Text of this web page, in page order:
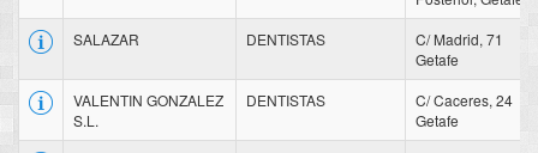
SALAZAR
DENTISTAS
C/ Madrid, 71
Getafe
VALENTIN GONZALEZ
S.L.
DENTISTAS
C/ Caceres, 24
Getafe